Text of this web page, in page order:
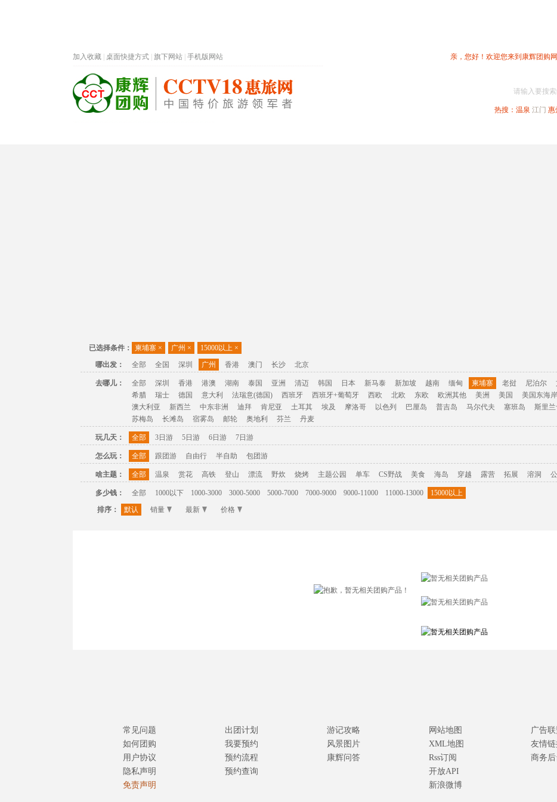
亲，您好！欢迎您来到康辉团购网
加入收藏 桌面快捷方式 旗下网站 手机版网站
请输入要搜
热搜： 温泉 江门 惠
已选择条件： 柬埔寨 × 广州 × 15000以上 ×
哪出发：
全部 全国 深圳 广州 香港 澳门 长沙 北京
去哪儿： 全部 深圳 香港 港澳 湖南 泰国 亚洲 清迈 韩国 日本 新马泰 新加坡 越南 缅甸 柬埔寨 老挝 尼泊尔
希腊
瑞士 德国 意大利 法瑞意(德国) 西班牙 西班牙+葡萄牙 西欧 北欧 东欧 欧洲其他 美洲 美国 美国东海岸
澳大利亚
新西兰 中东非洲 迪拜 肯尼亚 土耳其 埃及 摩洛哥 以色列 巴厘岛 普吉岛 马尔代夫 塞班岛 斯里兰
苏梅岛
长滩岛 宿雾岛 邮轮 奥地利 芬兰 丹麦
玩几天： 全部 3日游 5日游 6日游 7日游
怎么玩： 全部 跟团游 自由行 半自助 包团游
啥主题： 全部 温泉 赏花 高铁 登山 漂流 野炊 烧烤 主题公园 单车 CS野战 美食 海岛 穿越 露营 拓展 溶洞
多少钱： 全部 1000以下 1000-3000 3000-5000 5000-7000 7000-9000 9000-11000 11000-13000
15000以上
排序：
默认 销量 最新 价格
常见问题
如何团购
用户协议
隐私声明
免责声明
出团计划
我要预约
预约流程
预约查询
游记攻略
风景图片
康辉问答
网站地图
XML地图
Rss订阅
开放API
新浪微博
广告联
友情
商务后